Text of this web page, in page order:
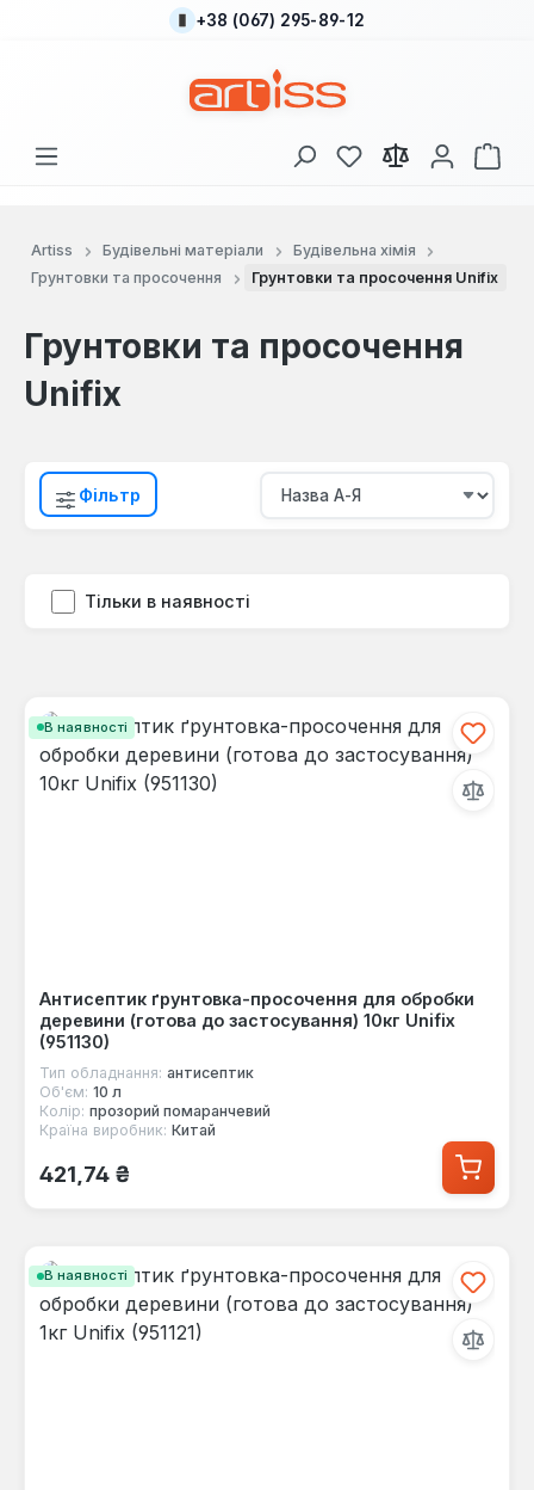
Перейти до основного вмісту
+38 (067) 295-89-12
У вас є 0 у списку
Artiss Будівельні матеріали
Будівельна хімія
Грунтовки та просочення
Грунтовки та просочення Unifix
Грунтовки та просочення
Unifix
Фільтр
Тільки в наявності
В наявності
Антисептик ґрунтовка-просочення для обробки
деревини (готова до застосування) 10кг Unifix
(951130)
Тип обладнання: антисептик
Об'єм: 10 л
Колір: прозорий помаранчевий
Країна виробник: Китай
Звичайна ціна:
421,74 ₴
В наявності